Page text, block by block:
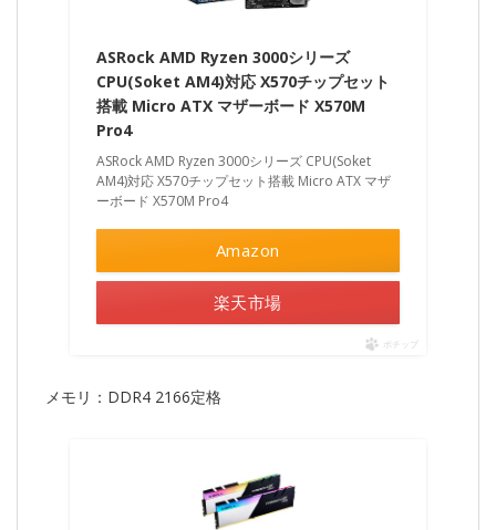
ASRock AMD Ryzen 3000シリーズ
CPU(Soket AM4)対応 X570チップセット
搭載 Micro ATX マザーボード X570M
Pro4
ASRock AMD Ryzen 3000シリーズ CPU(Soket
AM4)対応 X570チップセット搭載 Micro ATX マザ
ーボード X570M Pro4
Amazon
楽天市場
ポチップ
メモリ：DDR4 2166定格